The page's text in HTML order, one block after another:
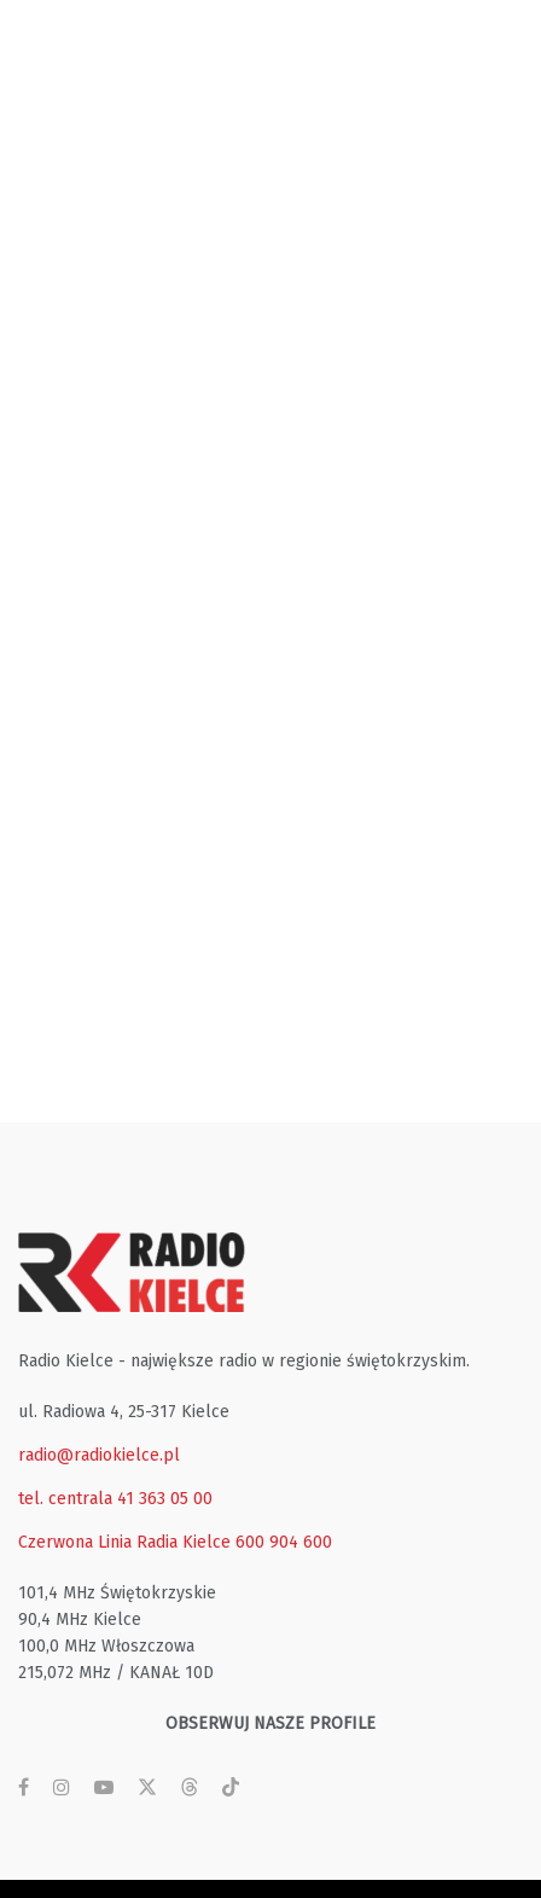
Radio Kielce - największe radio w regionie świętokrzyskim.
ul. Radiowa 4, 25-317 Kielce
radio@radiokielce.pl
tel. centrala 41 363 05 00
Czerwona Linia Radia Kielce 600 904 600
101,4 MHz Świętokrzyskie
90,4 MHz Kielce
100,0 MHz Włoszczowa
215,072 MHz / KANAŁ 10D
OBSERWUJ NASZE PROFILE